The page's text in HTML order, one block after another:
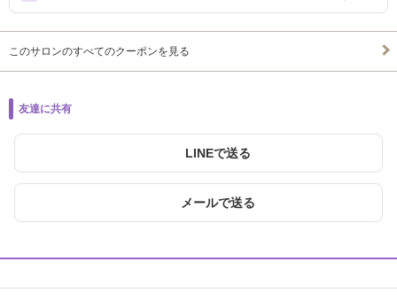
このサロンのすべてのクーポンを見る
友達に共有
LINEで送る
メールで送る